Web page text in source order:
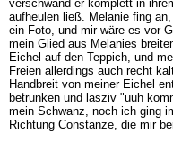
verschwand er komplett in
aufheulen ließ. Melanie fing
ein Foto, und mir wäre es vor
mein Glied aus Melanies
Eichel auf den Teppich, und
Freien allerdings auch recht
Handbreit von meiner Eichel
betrunken und lasziv "uuh
mein Schwanz, noch ich ging
Richtung Constanze, die mir